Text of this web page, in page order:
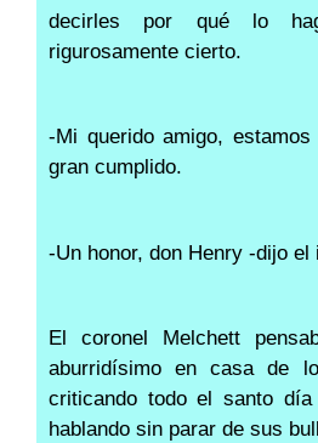
decirles por qué lo
rigurosamente cierto.
-Mi querido amigo,
gran cumplido.
-Un honor, don Henry -dijo el
El coronel Melchett
aburridísimo en casa de
criticando todo el santo
hablando sin parar de sus